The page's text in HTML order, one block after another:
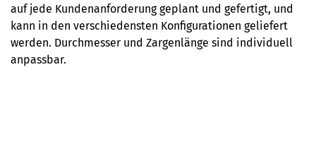
auf jede Kundenanforderung geplant und gefertigt, und
kann in den verschiedensten Konfigurationen geliefert
werden. Durchmesser und Zargenlänge sind individuell
anpassbar.